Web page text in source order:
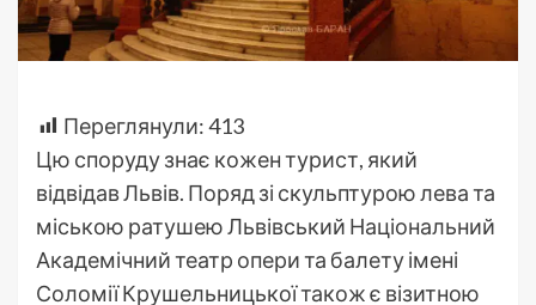
Переглянули:413
Цю споруду знає кожен турист, який
відвідав Львів. Поряд зі скульптурою лева та
міською ратушею Львівський Національний
Академічний театр опери та балету імені
Соломії Крушельницької також є візитною